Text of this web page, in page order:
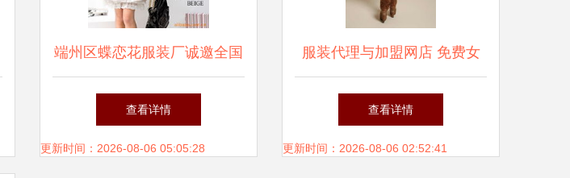
端州区蝶恋花服装厂诚邀全国
代理合作伙伴
查看详情
更新时间：2026-08-06 05:05:28
服装代理与加盟网店 免费女
装代销与男装淘宝分销的全面
解析
查看详情
更新时间：2026-08-06 02:52:41